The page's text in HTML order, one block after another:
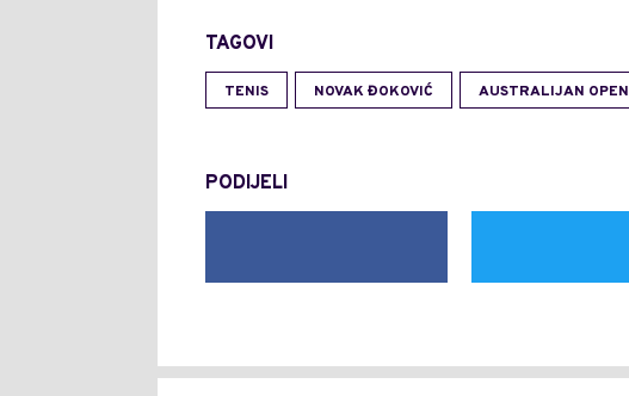
TAGOVI
TENIS NOVAK ĐOKOVIĆ AUSTRALIJAN OPEN
PODIJELI